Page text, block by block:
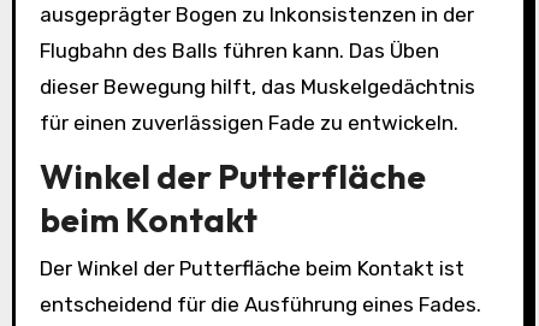
ausgeprägter Bogen zu Inkonsistenzen in der
Flugbahn des Balls führen kann. Das Üben
dieser Bewegung hilft, das Muskelgedächtnis
für einen zuverlässigen Fade zu entwickeln.
Winkel der Putterfläche
beim Kontakt
Der Winkel der Putterfläche beim Kontakt ist
entscheidend für die Ausführung eines Fades.